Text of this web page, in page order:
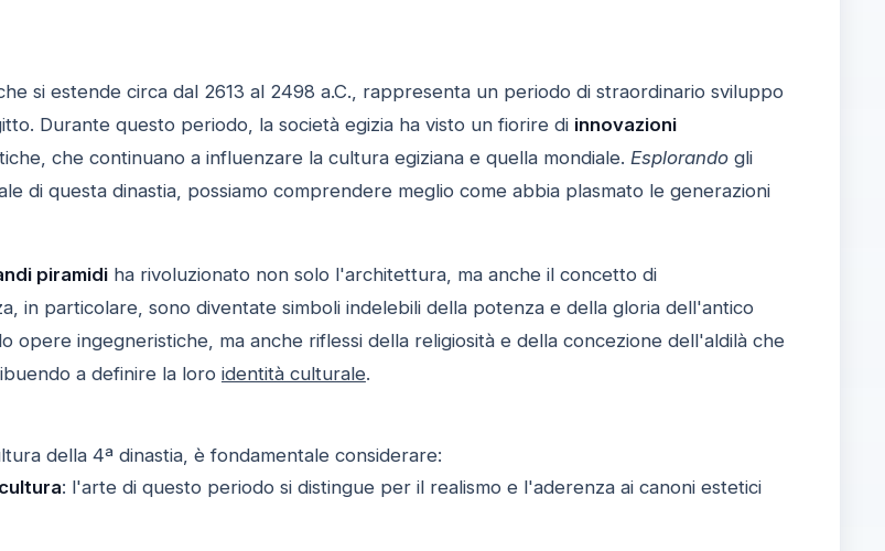
si estende circa dal 2613 al 2498 a.C., rappresenta un periodo di straordinario sviluppo
Durante questo periodo, la società egizia ha visto un fiorire di innovazioni
che continuano a influenzare la cultura egiziana e quella mondiale. Esplorandogli
di questa dinastia, possiamo comprendere meglio come abbia plasmato le generazioni
piramidiha rivoluzionato non solo l'architettura, ma anche il concetto di
in particolare, sono diventate simboli indelebili della potenza e della gloria dell'antico
opere ingegneristiche, ma anche riflessi della religiosità e della concezione dell'aldilà che
a definire la loro identità culturale.
della 4ª dinastia, è fondamentale considerare:
: l'arte di questo periodo si distingue per il realismo e l'aderenza ai canoni estetici